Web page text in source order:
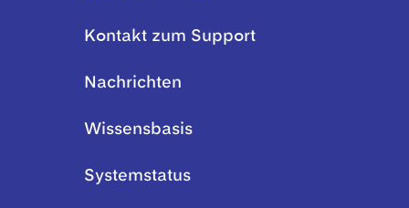
Kontakt zum Support
Nachrichten
Wissensbasis
Systemstatus